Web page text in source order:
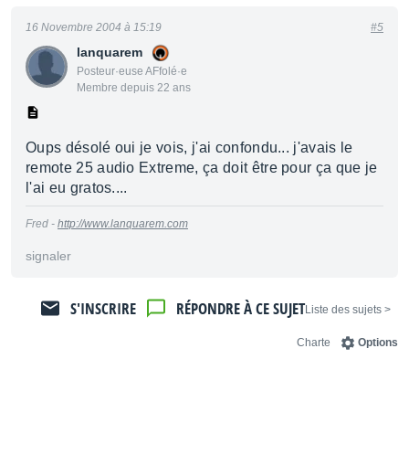
lanquarem
Posteur·euse AFfolé·e
Membre depuis 22 ans
16 Novembre 2004 à 15:19 #5
Oups désolé oui je vois, j'ai confondu... j'avais le
remote 25 audio Extreme, ça doit être pour ça que je
l'ai eu gratos....
Fred - http://www.lanquarem.com
signaler
< Liste des sujets
RÉPONDRE À CE SUJET
S'INSCRIRE
Options
Charte